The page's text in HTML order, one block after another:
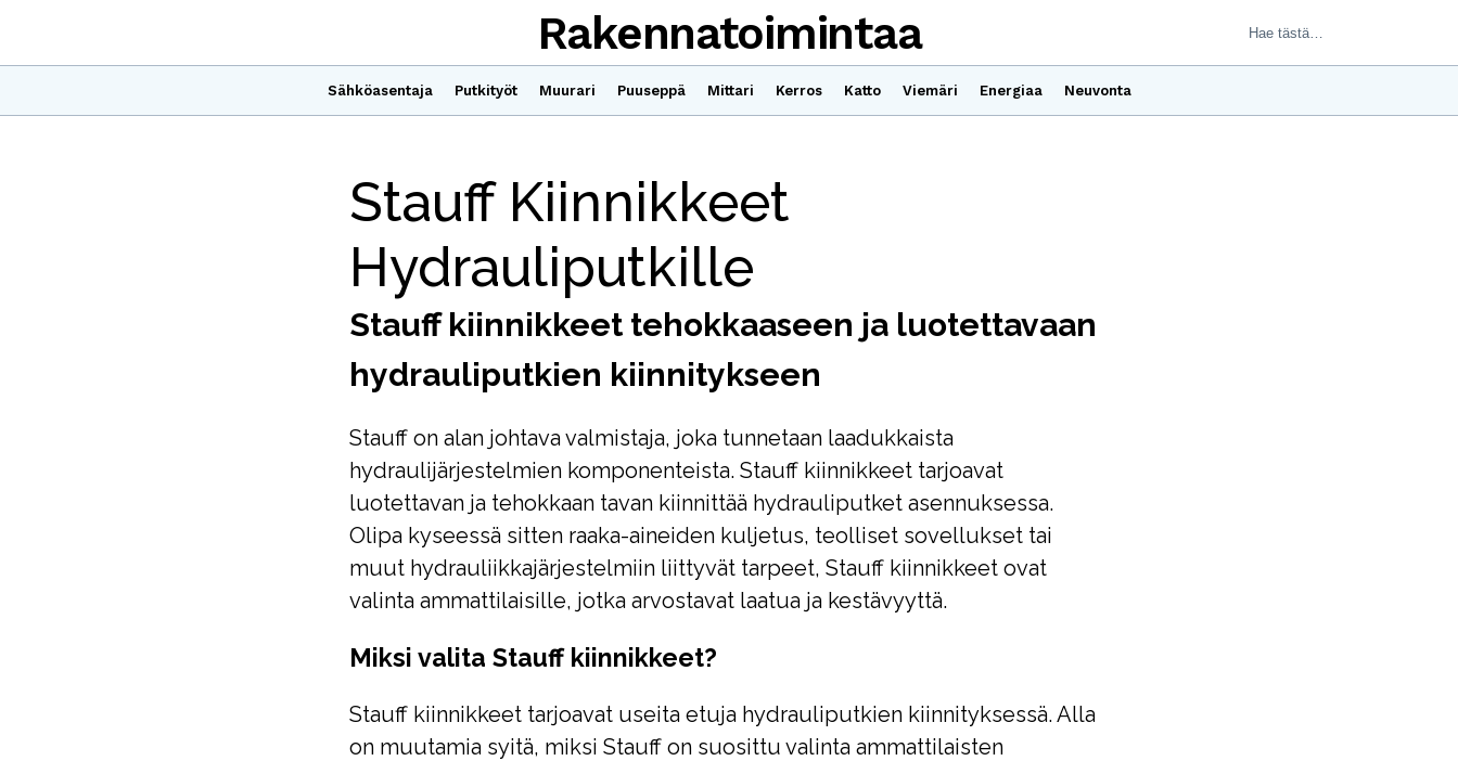
Sähköasentaja Putkityöt Muurari Puuseppä Mittari Kerros Katto Viemäri Energiaa Neuvonta
Rakennatoimintaa
Stauff Kiinnikkeet
Hydrauliputkille
Stauff kiinnikkeet tehokkaaseen ja luotettavaan
hydrauliputkien kiinnitykseen
Stauff on alan johtava valmistaja, joka tunnetaan laadukkaista
hydraulijärjestelmien komponenteista. Stauff kiinnikkeet tarjoavat
luotettavan ja tehokkaan tavan kiinnittää hydrauliputket asennuksessa.
Olipa kyseessä sitten raaka-aineiden kuljetus, teolliset sovellukset tai
muut hydrauliikkajärjestelmiin liittyvät tarpeet, Stauff kiinnikkeet ovat
valinta ammattilaisille, jotka arvostavat laatua ja kestävyyttä.
Miksi valita Stauff kiinnikkeet?
Stauff kiinnikkeet tarjoavat useita etuja hydrauliputkien kiinnityksessä. Alla
on muutamia syitä, miksi Stauff on suosittu valinta ammattilaisten